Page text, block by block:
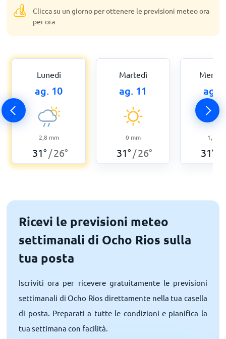
Clicca su un giorno per ottenere le previsioni meteo ora
per ora
Lunedi
ag. 10
2,8 mm
31° /26°
Martedì
ag. 11
0 mm
31° /26°
ag.
1,5
31°
Ricevi le previsioni meteo
settimanali di Ocho Rios sulla
tua posta
Iscriviti ora per ricevere gratuitamente le previsioni
settimanali di Ocho Rios direttamente nella tua casella
di posta. Preparati a tutte le condizioni e pianifica la
tua settimana con facilità.